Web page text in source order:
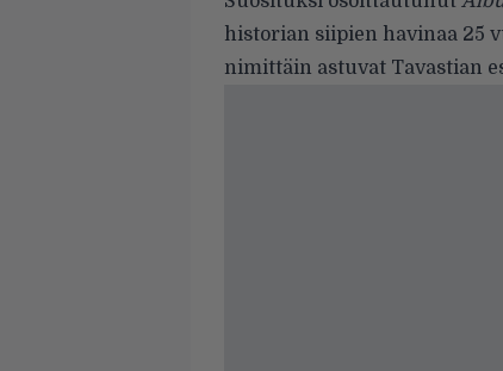
historian siipien havinaa 25
nimittäin astuvat Tavastian